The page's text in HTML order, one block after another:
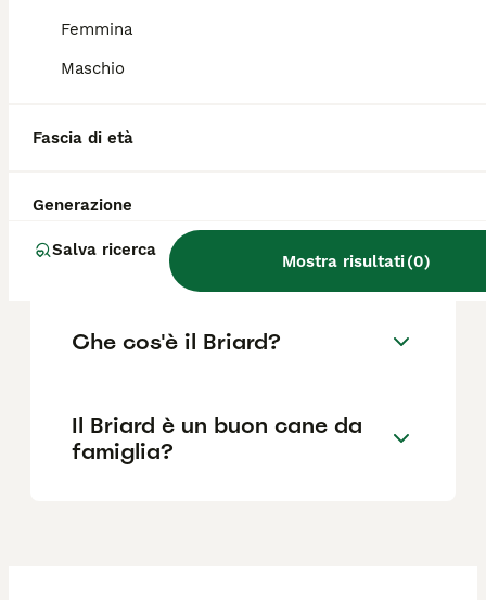
Femmina
Maschio
Fascia di età
Generazione
Salva ricerca
Mostra risultati(0)
mantenere i prezzi su livelli relativamente
Francese Briard?
Qual è il carattere del Cane
Briard?
Che cos'è il Briard?
Il Briard è un buon cane da
famiglia?